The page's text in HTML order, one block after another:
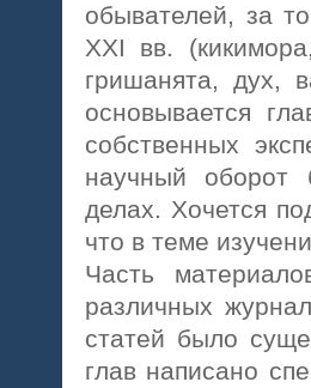
обывателей, за
XXI вв.
гришанята, дух,
основывается
собственных
научный оборот
делах. Хочется
что в теме
Часть
различных
статей было
глав написано